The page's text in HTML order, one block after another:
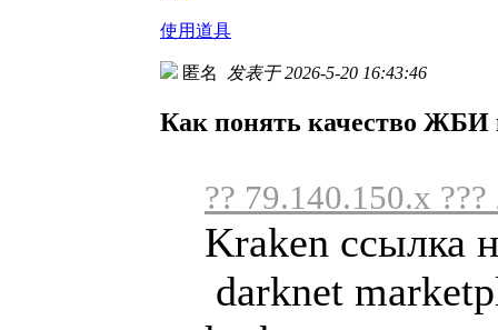
使用道具
匿名 发表于 2026-5-20 16:43:46
Как понять качество ЖБИ
?? 79.140.150.x
Kraken ссылка
darknet